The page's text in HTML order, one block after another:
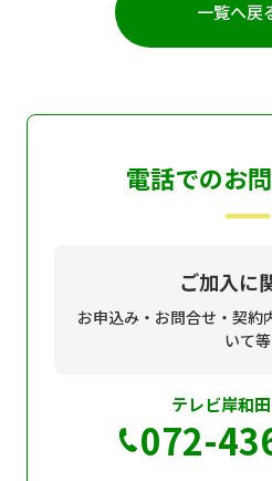
サイトマップ
一覧へ戻
電話でのお
ご加入に
お申込み・お問合せ・契約
いて等
テレビ岸和
072-